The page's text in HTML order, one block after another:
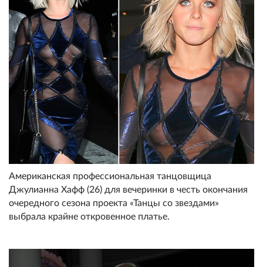
Американская профессиональная танцовщица
Джулианна Хафф (26) для вечеринки в честь окончания
очередного сезона проекта «Танцы со звездами»
выбрала крайне откровенное платье.